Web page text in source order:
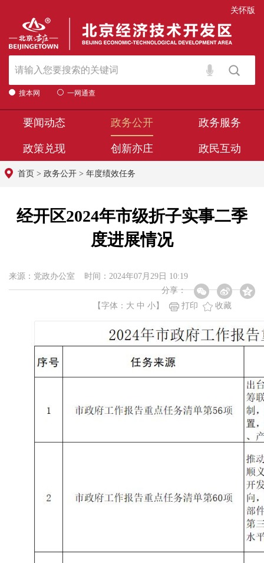
关怀版
搜本网 一网通查
要闻动态 政务公开 政务服务
政策兑现 创新亦庄 政民互动
首页 > 政务公开 > 年度绩效任务
经开区2024年市级折子实事二季
度进展情况
来源：党政办公室 时间：2024年07月29日 10:19
分享：
【字体： 大 中 小 】 打印 收藏